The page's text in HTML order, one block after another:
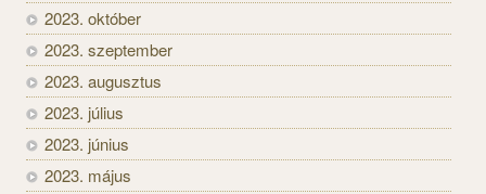
2023. október
2023. szeptember
2023. augusztus
2023. július
2023. június
2023. május